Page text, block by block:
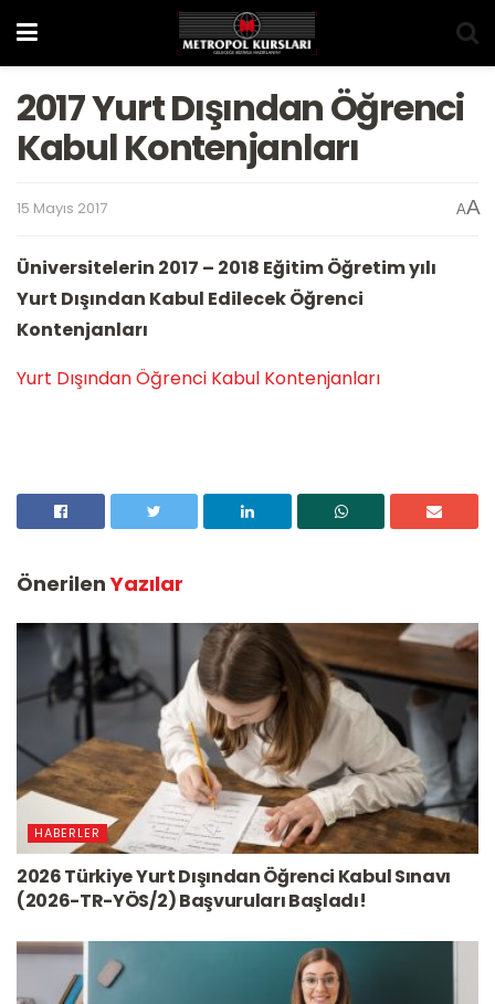
2017 Yurt Dışından Öğrenci
Kabul Kontenjanları
15 Mayıs 2017 AA
Üniversitelerin 2017 – 2018 Eğitim Öğretim yılı
Yurt Dışından Kabul Edilecek Öğrenci
Kontenjanları
Yurt Dışından Öğrenci Kabul Kontenjanları
ÖnerilenYazılar
HABERLER
2026 Türkiye Yurt Dışından Öğrenci Kabul Sınavı
(2026-TR-YÖS/2) Başvuruları Başladı!